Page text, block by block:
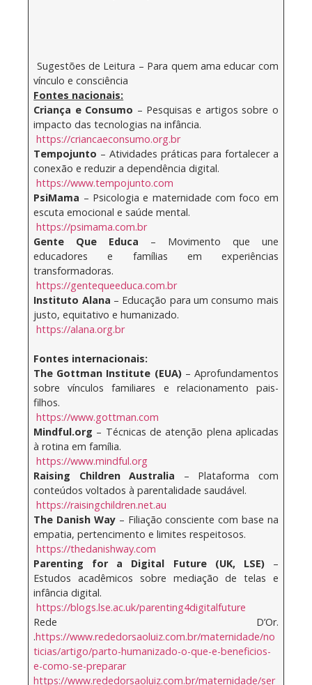
Sugestões de Leitura – Para quem ama educar com
vínculo e consciência
Fontes nacionais:
Criança e Consumo – Pesquisas e artigos sobre o
impacto das tecnologias na infância.
https://criancaeconsumo.org.br
Tempojunto – Atividades práticas para fortalecer a
conexão e reduzir a dependência digital.
https://www.tempojunto.com
PsiMama – Psicologia e maternidade com foco em
escuta emocional e saúde mental.
https://psimama.com.br
Gente Que Educa – Movimento que une
educadores e famílias em experiências
transformadoras.
https://gentequeeduca.com.br
Instituto Alana – Educação para um consumo mais
justo, equitativo e humanizado.
https://alana.org.br
Fontes internacionais:
The Gottman Institute (EUA)– Aprofundamentos
sobre vínculos familiares e relacionamento pais-
filhos.
https://www.gottman.com
Mindful.org – Técnicas de atenção plena aplicadas
à rotina em família.
https://www.mindful.org
Raising Children Australia – Plataforma com
conteúdos voltados à parentalidade saudável.
https://raisingchildren.net.au
The Danish Way– Filiação consciente com base na
empatia, pertencimento e limites respeitosos.
https://thedanishway.com
Parenting for a Digital Future (UK, LSE)–
Estudos acadêmicos sobre mediação de telas e
infância digital.
https://blogs.lse.ac.uk/parenting4digitalfuture
Rede D’Or.
.https://www.rededorsaoluiz.com.br/maternidade/no
ticias/artigo/parto-humanizado-o-que-e-beneficios-
e-como-se-preparar
https://www.rededorsaoluiz.com.br/maternidade/ser